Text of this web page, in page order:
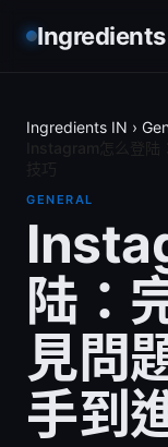
Ingredients
Ingredients IN ›
GENERAL
陆：
見問
手到